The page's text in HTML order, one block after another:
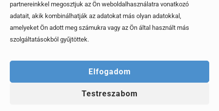
partnereinkkel megosztjuk az Ön weboldalhasználatra vonatkozó
adatait, akik kombinálhatják az adatokat más olyan adatokkal,
amelyeket Ön adott meg számukra vagy az Ön által használt más
szolgáltatásokból gyűjtöttek.
Elfogadom
Testreszabom